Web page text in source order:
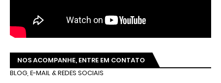
NOS ACOMPANHE, ENTRE EM CONTATO
BLOG, E-MAIL & REDES SOCIAIS